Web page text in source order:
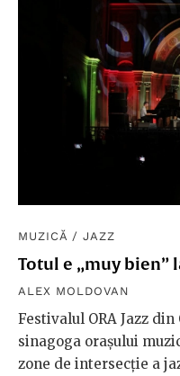
MUZICĂ /JAZZ
Totul e „muy bien”
ALEX MOLDOVAN
Festivalul ORA Jazz
sinagoga orașului
zone de intersecție a